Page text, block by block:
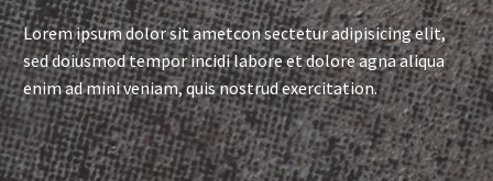
Lorem ipsum dolor sit ametcon sectetur adipisicing elit,
sed doiusmod tempor incidi labore et dolore agna aliqua
enim ad mini veniam, quis nostrud exercitation.